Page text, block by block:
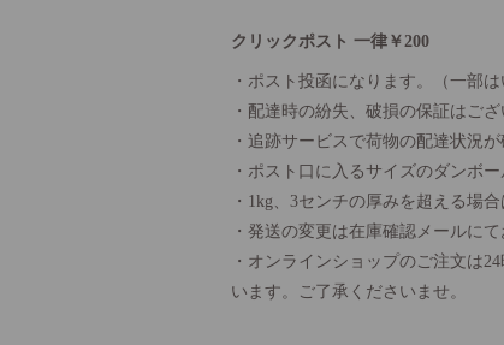
クリックポスト 一律￥200
・ポスト投函になります。（一部
・配達時の紛失、破損の保証はご
・追跡サービスで荷物の配達状況が
・ポスト口に入るサイズのダンボ
・1kg、3センチの厚みを超える場
・発送の変更は在庫確認メールにて
・オンラインショップのご注文は
います。ご了承くださいませ。